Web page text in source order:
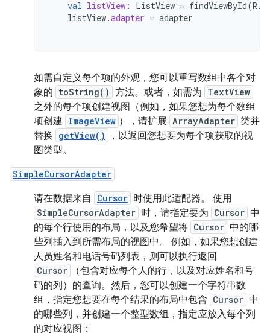
val listView : ListView = findViewById(R .
listView.adapter = adapter
如需自定义每个项的外观，您可以重写数组中各个对
象的 toString() 方法。或者，如需为 TextView
之外的每个项创建视图（例如，如果您想为每个数组
项创建 ImageView ），请扩展 ArrayAdapter 类并
替换 getView()
，以返回您想要为每个项获取的视
图类型。
SimpleCursorAdapter
请在数据来自 Cursor 时使用此适配器。 使用
SimpleCursorAdapter 时，请指定要为 Cursor 中
的每个行使用的布局，以及您希望将 Cursor 中的哪
些列插入到所需布局的视图中。 例如，如果您想创建
人员姓名和电话号码列表，则可以执行返回
Cursor
（包含对应每个人的行，以及对应姓名和号
码的列）的查询。然后，您可以创建一个字符串数
组，指定您想要在每个结果的布局中包含 Cursor 中
的哪些列，并创建一个整型数组，指定应放入每个列
的对应视图：